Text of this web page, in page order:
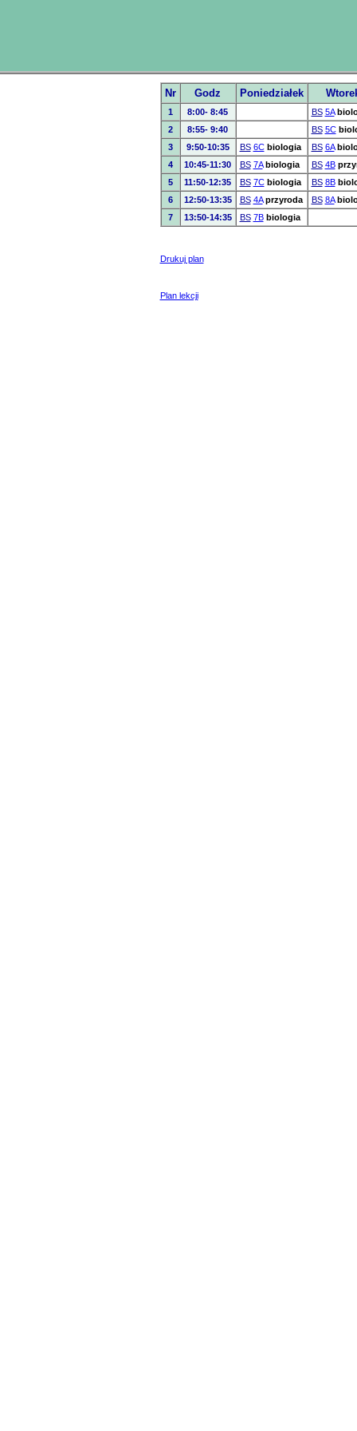
Nr Godz Poniedziałek
1 8:00- 8:45 BS 5A
2
8:55- 9:40 BS 5C
3
9:50-10:35 BS 6C biologia BS 6A
4
10:45-11:30 BS 7A biologia BS 4B
5
11:50-12:35 BS 7C biologia BS 8B
6
12:50-13:35 BS 4A przyroda BS 8A
7
13:50-14:35 BS 7B biologia
Drukuj plan
Plan lekcji